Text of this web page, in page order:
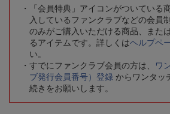
「会員特典」アイコンがついている
入しているファンクラブなどの会員
のみがご購入いただける商品、また
るアイテムです。詳しくはヘルプペ
い。
すでにファンクラブ会員の方は、
ワ
ブ発行会員番号）登録 からワンタッ
続きをお願いします。